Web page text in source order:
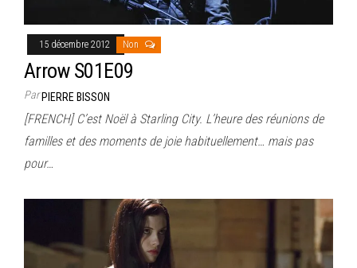
15 décembre 2012 Non
Arrow S01E09
ParPIERRE BISSON
[FRENCH] C’est Noël à Starling City. L’heure des réunions de
familles et des moments de joie habituellement… mais pas
pour…